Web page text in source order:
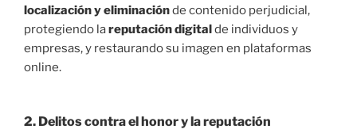
localización y eliminaciónde contenido perjudicial,
protegiendo lareputación digitalde individuos y
empresas, y restaurando su imagen en plataformas
online.
2. Delitos contra el honor y la reputación